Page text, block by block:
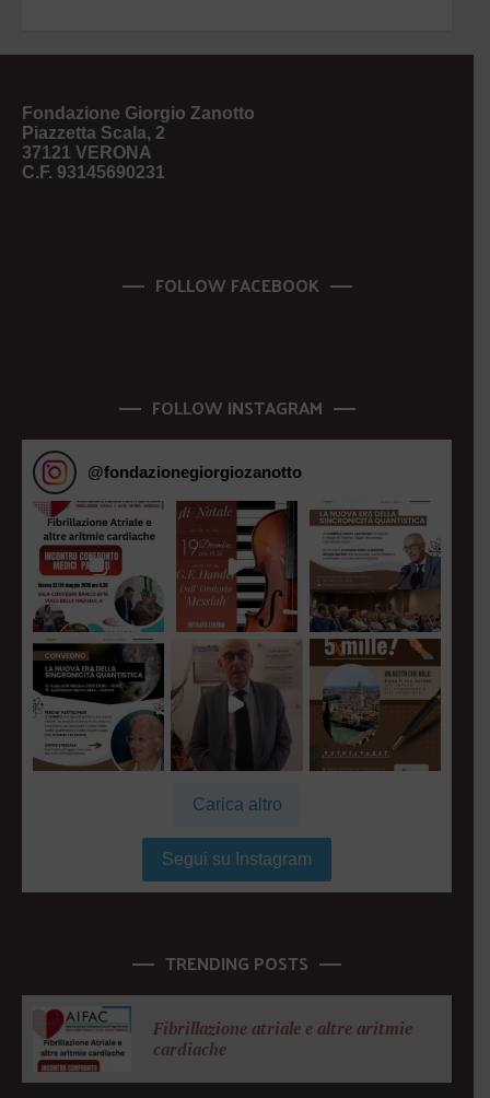
Fondazione Giorgio Zanotto
Piazzetta Scala, 2
37121 VERONA
C.F. 93145690231
FOLLOW FACEBOOK
FOLLOW INSTAGRAM
@fondazionegiorgiozanotto
Carica altro
Segui su Instagram
TRENDING POSTS
Fibrillazione atriale e altre aritmie
cardiache